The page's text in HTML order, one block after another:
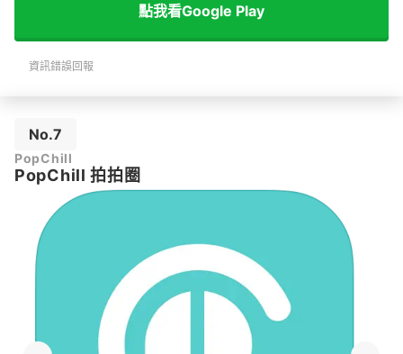
點我看Google Play
資訊錯誤回報
No.7
PopChill
PopChill 拍拍圈